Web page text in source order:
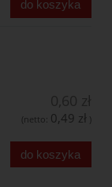
do koszyka
(netto: 0,49 zł )
do koszyka